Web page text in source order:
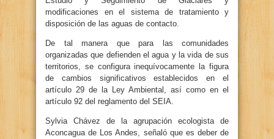
modificaciones en el sistema de tratamiento y
disposición de las aguas de contacto.
De tal manera que para las comunidades
organizadas que defienden el agua y la vida de sus
territorios, se configura inequívocamente la figura
de cambios significativos establecidos en el
artículo 29 de la Ley Ambiental, así como en el
artículo 92 del reglamento del SEIA.
Sylvia Chávez de la agrupación ecologista de
Aconcagua de Los Andes, señaló que es deber de